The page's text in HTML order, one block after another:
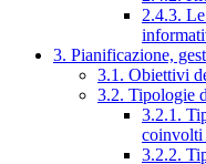
2.4.3.
3. Pianificazione,
3.1. Obiettivi
3.2. Tipologie
3.2.1.
coinvolti
3.2.2.